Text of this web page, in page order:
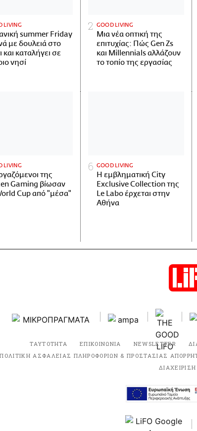
LIVING
summer Friday
με δουλειά στο
και καταλήγει σε
νησί
GOOD LIVING
Μια νέα οπτική της
επιτυχίας: Πώς Gen Zs
και Millennials αλλάζουν
το τοπίο της εργασίας
LIVING
της
Gaming βίωσαν
Cup από "μέσα"
GOOD LIVING
Η εμβληματική City
Exclusive Collection της
Le Labo έρχεται στην
Αθήνα
ΤΑΥΤΟΤΗΤΑ ΕΠΙΚΟΙΝΩΝΙΑ NEWSLETTER
ΠΟΛΙΤΙΚΗ ΑΣΦΑΛΕΙΑΣ ΠΛΗΡΟΦΟΡΙΩΝ & ΠΡΟΣΤΑΣΙΑΣ
ΔΙΑΧΕΙΡΙΣΗ